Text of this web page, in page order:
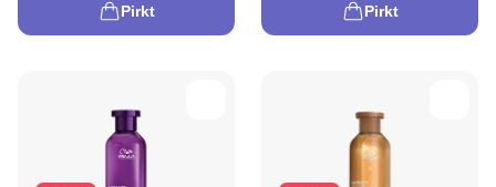
Pirkt Pirkt